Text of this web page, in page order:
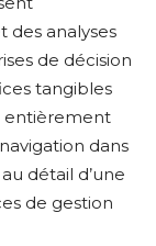
des analyses
de décision
tangibles
entièrement
dans
détail d’une
de gestion